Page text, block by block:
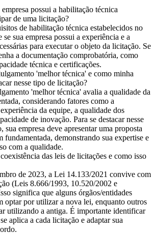
possui a habilitação técnica
de uma licitação?
de habilitação técnica estabelecidos no
sua empresa possui a experiência e a
para executar o objeto da licitação. Se
a documentação comprobatória, como
técnica e certificações.
'melhor técnica' e como minha
nesse tipo de licitação?
'melhor técnica' avalia a qualidade da
considerando fatores como a
da equipe, a qualidade dos
de inovação. Para se destacar nesse
sua empresa deve apresentar uma proposta
fundamentada, demonstrando sua expertise e
com a qualidade.
das leis de licitações e como isso
de 2023, a Lei 14.133/2021 convive com
(Leis 8.666/1993, 10.520/2002 e
significa que alguns órgãos/entidades
optar por utilizar a nova lei, enquanto outros
utilizando a antiga. É importante identificar
aplica a cada licitação e adaptar sua